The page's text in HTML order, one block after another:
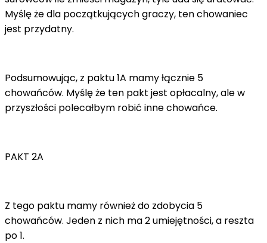
Myślę że dla początkujących graczy, ten chowaniec
jest przydatny.
Podsumowując, z paktu 1A mamy łącznie 5
chowańców. Myślę że ten pakt jest opłacalny, ale w
przyszłości polecałbym robić inne chowańce.
PAKT 2A
Z tego paktu mamy również do zdobycia 5
chowańców. Jeden z nich ma 2 umiejętności, a reszta
po 1.